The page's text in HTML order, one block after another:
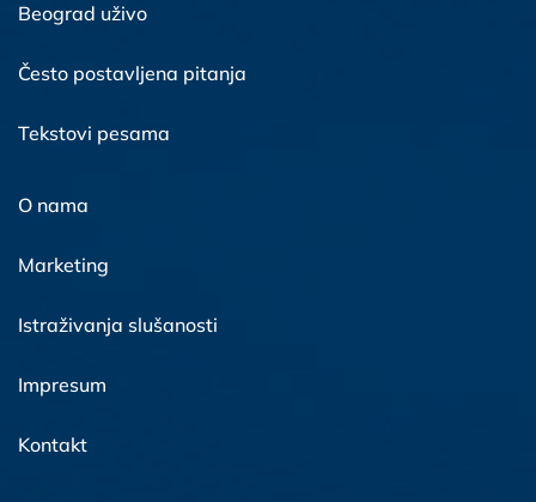
Beograd uživo
Često postavljena pitanja
Tekstovi pesama
O nama
Marketing
Istraživanja slušanosti
Impresum
Kontakt